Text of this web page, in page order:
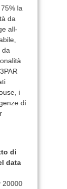
la
da
all-
da
i
di
di
data
20000